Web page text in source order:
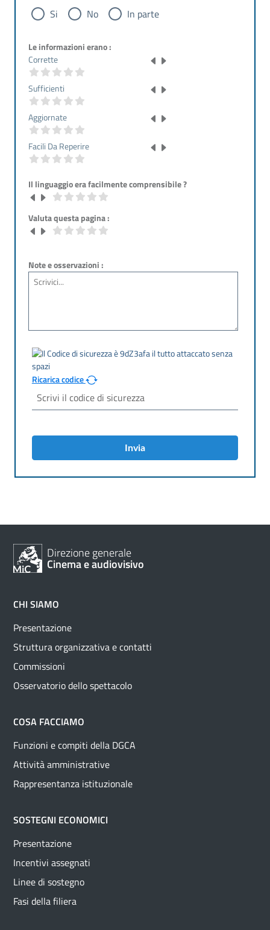
Si No In parte
Le informazioni erano :
Corrette
Sufficienti
Aggiornate
Facili Da Reperire
Il linguaggio era facilmente comprensibile ?
Valuta questa pagina :
Note e osservazioni :
Ricarica codice
Invia
Direzione generale
Cinema e audiovisivo
CHI SIAMO
Presentazione
Struttura organizzativa e contatti
Commissioni
Osservatorio dello spettacolo
COSA FACCIAMO
Funzioni e compiti della DGCA
Attività amministrative
Rappresentanza istituzionale
SOSTEGNI ECONOMICI
Presentazione
Incentivi assegnati
Linee di sostegno
Fasi della filiera